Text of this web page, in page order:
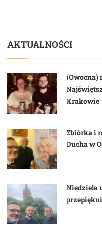
AKTUALNOŚCI
(Owocna)
Krakowie
Zbiórka i
Ducha w
Niedziela